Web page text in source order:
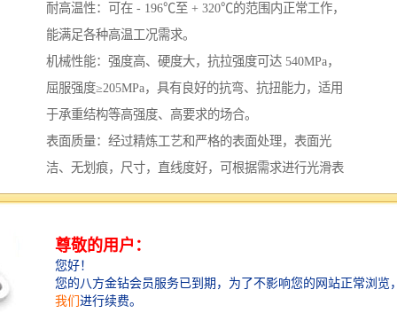
耐高温性：可在 - 196℃至 + 320℃的范围内正常工作，
能满足各种高温工况需求。
机械性能：强度高、硬度大，抗拉强度可达 540MPa，
屈服强度≥205MPa，具有良好的抗弯、抗扭能力，适用
于承重结构等高强度、高要求的场合。
表面质量：经过精炼工艺和严格的表面处理，表面光
洁、无划痕，尺寸，直线度好，可根据需求进行光滑表
面、微粗表面、粗糙表面、镜面处理等不同粗糙度的加
焊接性能：具有良好的焊接性能，便于在各种工程中进
行安装和连接。